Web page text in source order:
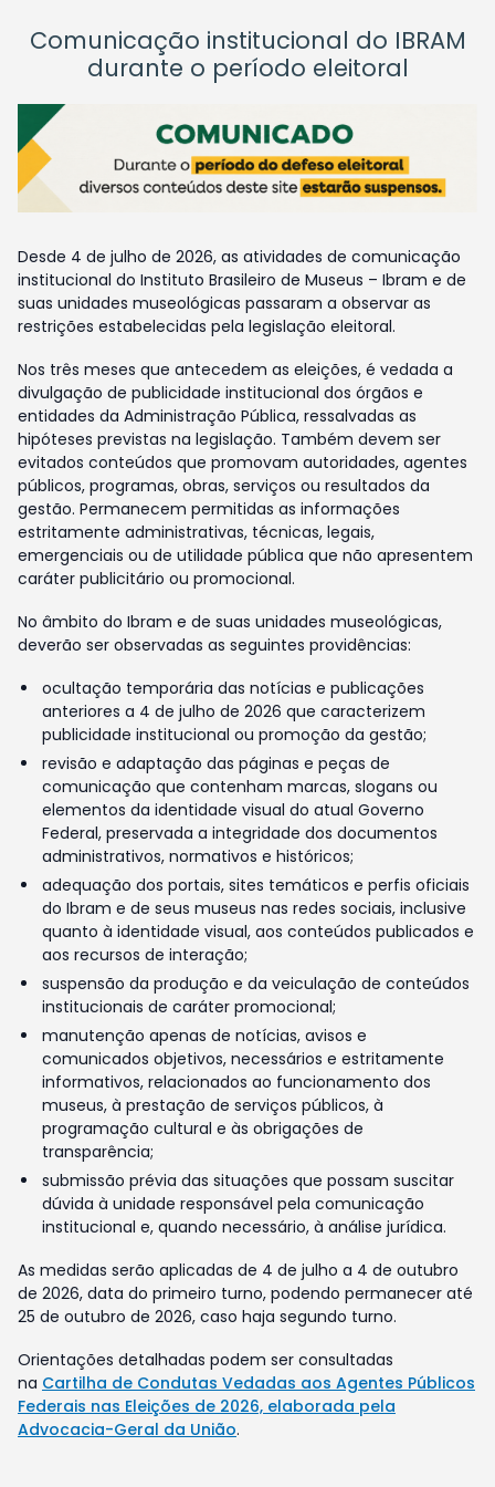
Comunicação institucional do IBRAM
durante o período eleitoral
Desde 4 de julho de 2026, as atividades de comunicação
institucional do Instituto Brasileiro de Museus – Ibram e de
suas unidades museológicas passaram a observar as
restrições estabelecidas pela legislação eleitoral.
Nos três meses que antecedem as eleições, é vedada a
divulgação de publicidade institucional dos órgãos e
entidades da Administração Pública, ressalvadas as
hipóteses previstas na legislação. Também devem ser
evitados conteúdos que promovam autoridades, agentes
públicos, programas, obras, serviços ou resultados da
gestão. Permanecem permitidas as informações
estritamente administrativas, técnicas, legais,
emergenciais ou de utilidade pública que não apresentem
caráter publicitário ou promocional.
No âmbito do Ibram e de suas unidades museológicas,
deverão ser observadas as seguintes providências:
ocultação temporária das notícias e publicações
anteriores a 4 de julho de 2026 que caracterizem
publicidade institucional ou promoção da gestão;
revisão e adaptação das páginas e peças de
comunicação que contenham marcas, slogans ou
elementos da identidade visual do atual Governo
Federal, preservada a integridade dos documentos
administrativos, normativos e históricos;
adequação dos portais, sites temáticos e perfis oficiais
do Ibram e de seus museus nas redes sociais, inclusive
quanto à identidade visual, aos conteúdos publicados e
aos recursos de interação;
suspensão da produção e da veiculação de conteúdos
institucionais de caráter promocional;
manutenção apenas de notícias, avisos e
comunicados objetivos, necessários e estritamente
informativos, relacionados ao funcionamento dos
museus, à prestação de serviços públicos, à
programação cultural e às obrigações de
transparência;
submissão prévia das situações que possam suscitar
dúvida à unidade responsável pela comunicação
institucional e, quando necessário, à análise jurídica.
As medidas serão aplicadas de 4 de julho a 4 de outubro
de 2026, data do primeiro turno, podendo permanecer até
25 de outubro de 2026, caso haja segundo turno.
Orientações detalhadas podem ser consultadas
na Cartilha de Condutas Vedadas aos Agentes Públicos
Federais nas Eleições de 2026, elaborada pela
Advocacia-Geral da União.